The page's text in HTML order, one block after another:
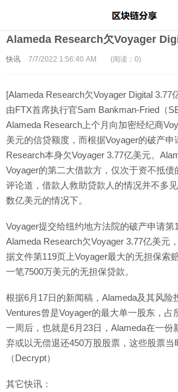
Alameda Research欠Voyager
快讯 7/7/2022 1:56:40 AM (阅读：0)
[Alameda Research欠Voyager Digital 3.77
由FTX首席执行官Sam Bankman-Fried（
Alameda Research上个月向加密经纪商
美元的信贷额度，而根据Voyager的破产申
Research本身欠Voyager 3.77亿美元。
Voyager的第二大借款方，仅次于资不抵
评论道，借款人救助贷款人的情况并不多
数亿美元的情况下。
Voyager提交给纽约地方法院的破产申请第
Alameda Research欠Voyager 3.77亿美元
据文件第119页上Voyager最大的无担保索
一笔7500万美元的无担保贷款。
根据6月17日的新闻稿，Alameda及其风险
Ventures曾是Voyager的最大单一股东，占
一周后，也就是6月23日，Alameda在一份
弃或以无偿退还450万股股票，这些股票当
（Decrypt）
其它快讯：